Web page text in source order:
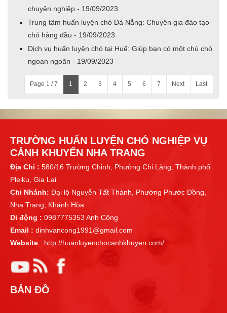
chuyên nghiệp - 19/09/2023
Trung tâm huấn luyện chó Đà Nẵng: Chuyên gia đào tạo
chó hàng đầu - 19/09/2023
Dịch vụ huấn luyện chó tại Huế: Giúp bạn có một chú chó
ngoan ngoãn - 19/09/2023
Page 1 / 7 1 2 3 4 5 6 7 Next Last
TRƯỜNG HUẤN LUYỆN CHÓ NGHIỆP VỤ
CẢNH KHUYỂN NHA TRANG
Địa Chỉ : 580/16 Trường Chinh, Phường Chi Lăng, Thành phố
Pleiku, Gia Lai
Chi Nhánh: Đại lộ Nguyễn Tất Thành, Phường Phước Đồng,
Nha Trang, Khánh Hòa
Di động : 0987775353 Anh Công
Email : dinhvancong1991@gmail.com
Website : http://huanluyenchocanhkhuyen.com/
BẢN ĐỒ